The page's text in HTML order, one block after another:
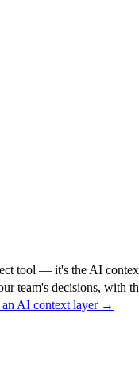
tool — it's the AI
team's decisions, with
an AI context layer →